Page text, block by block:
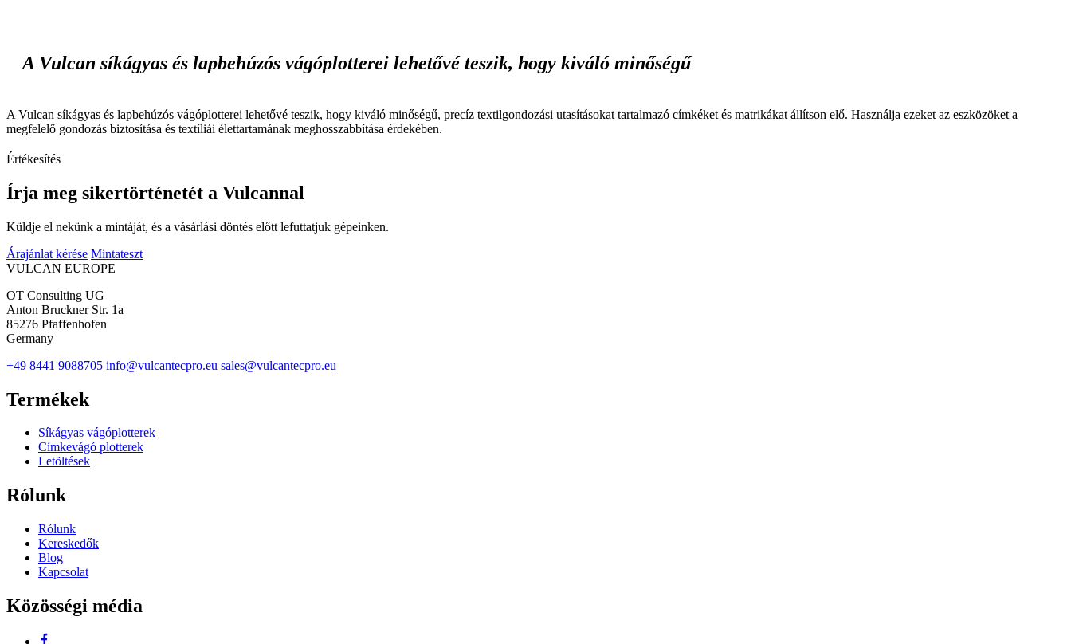
A Vulcan síkágyas és lapbehúzós vágóplotterei lehetővé teszik, hogy kiváló minőségű
A Vulcan síkágyas és lapbehúzós vágóplotterei lehetővé teszik, hogy kiváló minőségű, precíz textilgondozási utasításokat tartalmazó címkéket és matrikákat állítson elő. Használja ezeket az eszközöket a
megfelelő gondozás biztosítása és textíliái élettartamának meghosszabbítása érdekében.
Értékesítés
Írja meg sikertörténetét a Vulcannal
Küldje el nekünk a mintáját, és a vásárlási döntés előtt lefuttatjuk gépeinken.
Árajánlat kérése Mintateszt
VULCAN EUROPE
OT Consulting UG
Anton Bruckner Str. 1a
85276 Pfaffenhofen
Germany
+49 8441 9088705 info@vulcantecpro.eu sales@vulcantecpro.eu
Termékek
Síkágyas vágóplotterek
Címkevágó plotterek
Letöltések
Rólunk
Rólunk
Kereskedők
Blog
Kapcsolat
Közösségi média